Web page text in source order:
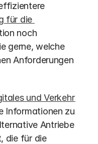
für die
noch
gerne, welche
Anforderungen
und Verkehr
Informationen zu
Antriebe
die für die